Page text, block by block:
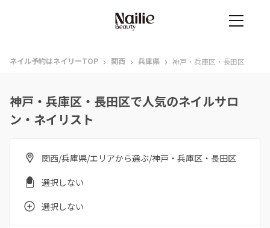
ネイル予約はネイリーTOP › 関西 › 兵庫県 › 神戸・兵庫区・長田区
神戸・兵庫区・長田区で人気のネイルサロ
ン・ネイリスト
関西/兵庫県/エリアから選ぶ/神戸・兵庫区・長田区
選択しない
選択しない